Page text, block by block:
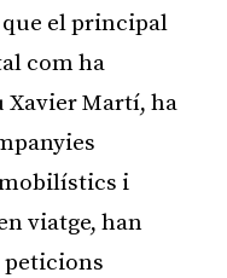
que el principal
com ha
Xavier Martí, ha
i
viatge, han
peticions